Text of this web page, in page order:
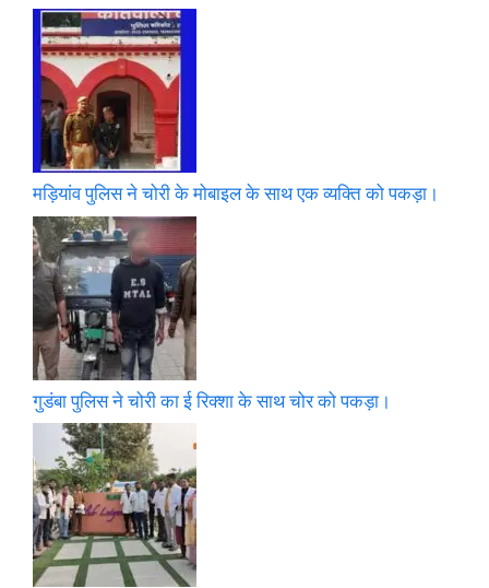
मड़ियांव पुलिस ने चोरी के मोबाइल के साथ एक व्यक्ति को पकड़ा।
गुडंबा पुलिस ने चोरी का ई रिक्शा के साथ चोर को पकड़ा।